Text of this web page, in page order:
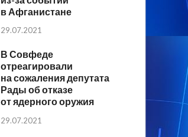
в Афганистане
29.07.2021
В Совфеде
отреагировали
на сожаления депутата
Рады об отказе
от ядерного оружия
29.07.2021